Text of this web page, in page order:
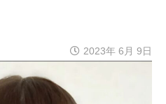
2023年 6月 9日